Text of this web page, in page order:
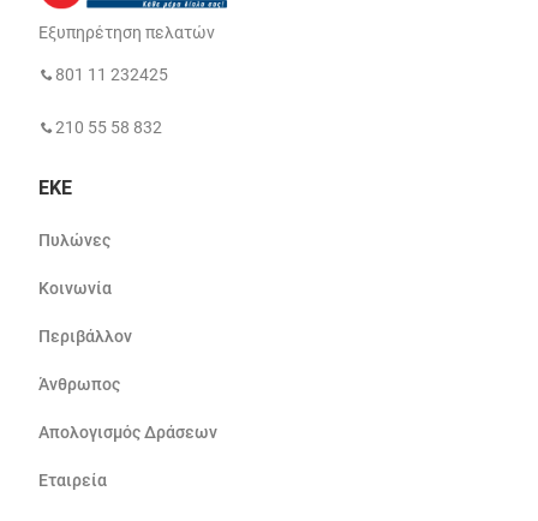
Εξυπηρέτηση πελατών
801 11 232425
210 55 58 832
ΕΚΕ
Πυλώνες
Κοινωνία
Περιβάλλον
Άνθρωπος
Απολογισμός Δράσεων
Εταιρεία